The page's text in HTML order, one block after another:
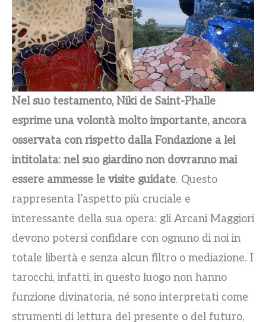
Nel suo testamento, Niki de Saint-Phalle
esprime una volontà molto importante, ancora
osservata con rispetto dalla Fondazione a lei
intitolata: nel suo giardino non dovranno mai
essere ammesse le visite guidate. Questo
rappresenta l’aspetto più cruciale e
interessante della sua opera: gli Arcani Maggiori
devono potersi confidare con ognuno di noi in
totale libertà e senza alcun filtro o mediazione. I
tarocchi, infatti, in questo luogo non hanno
funzione divinatoria, né sono interpretati come
strumenti di lettura del presente o del futuro,